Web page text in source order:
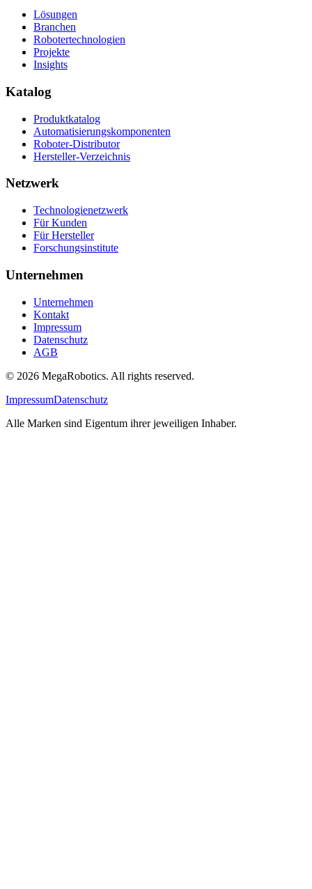
Lösungen
Branchen
Robotertechnologien
Projekte
Insights
Katalog
Produktkatalog
Automatisierungskomponenten
Roboter-Distributor
Hersteller-Verzeichnis
Netzwerk
Technologienetzwerk
Für Kunden
Für Hersteller
Forschungsinstitute
Unternehmen
Unternehmen
Kontakt
Impressum
Datenschutz
AGB
© 2026 MegaRobotics. All rights reserved.
ImpressumDatenschutz
Alle Marken sind Eigentum ihrer jeweiligen Inhaber.